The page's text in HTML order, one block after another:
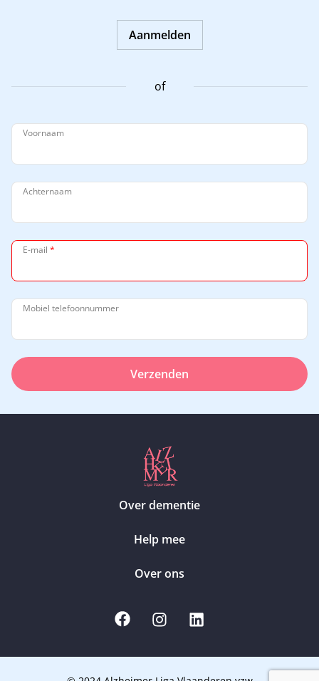
Aanmelden
of
Voornaam
Achternaam
E-mail *
Mobiel telefoonnummer
Verzenden
Over dementie
Help mee
Over ons